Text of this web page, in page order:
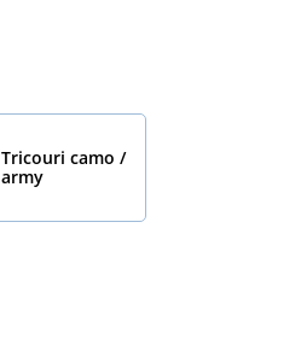
Tricouri camo /
army